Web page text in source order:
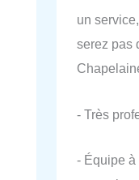
un
serez pas
- Très
- Équipe à